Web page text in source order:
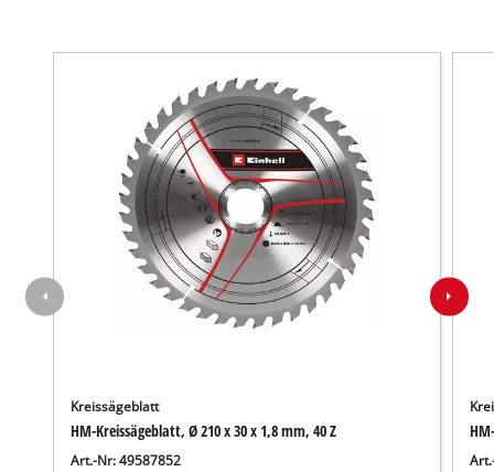
Kreissägeblatt
HM-Kreissägeblatt, Ø 210 x 30 x 1,8 mm, 40 Z
Art.-Nr: 49587852